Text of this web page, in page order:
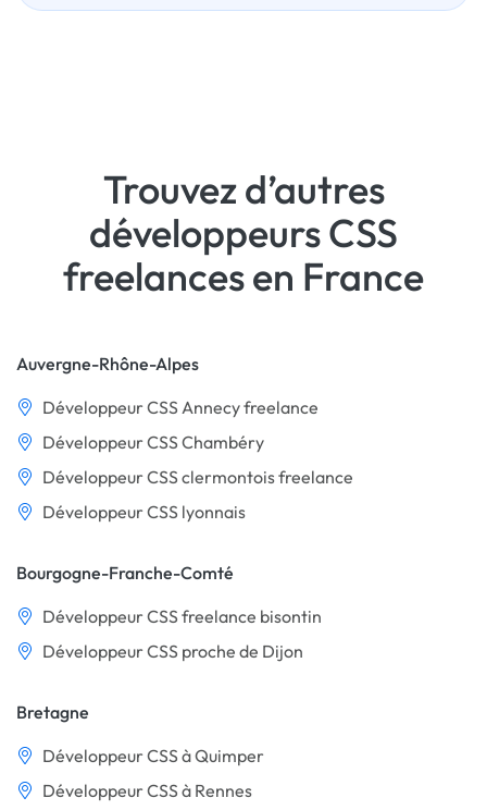
Trouvez d’autres
développeurs CSS
freelances en France
Auvergne-Rhône-Alpes
Développeur CSS Annecy freelance
Développeur CSS Chambéry
Développeur CSS clermontois freelance
Développeur CSS lyonnais
Bourgogne-Franche-Comté
Développeur CSS freelance bisontin
Développeur CSS proche de Dijon
Bretagne
Développeur CSS à Quimper
Développeur CSS à Rennes